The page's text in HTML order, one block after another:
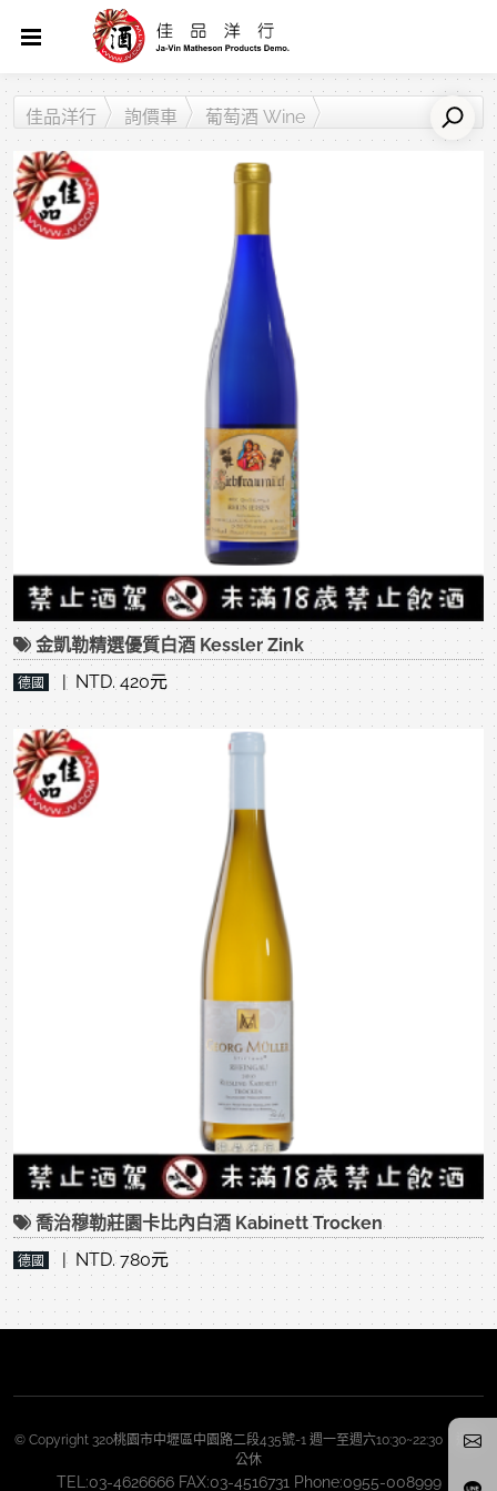
佳品洋行 詢價車 葡萄酒 Wine
金凱勒精選優質白酒 Kessler Zink
德國 | NTD. 420元
喬治穆勒莊園卡比內白酒 Kabinett Trocken
德國 | NTD. 780元
© Copyright 320桃園市中壢區中園路二段435號-1 週一至週六10:30~22:30 週日
公休
TEL:03-4626666 FAX:03-4516731 Phone:0955-008999